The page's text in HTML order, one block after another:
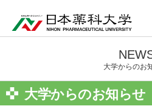
大学からのお
大学からのお知らせ